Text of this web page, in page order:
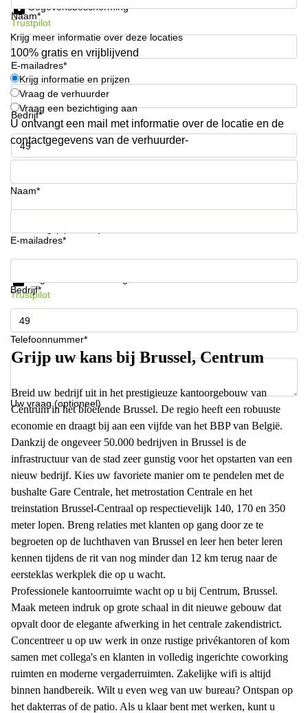
kantoor in
Antwerpen
Vergaderzaal
huren in
Antwerpen
Locaux
commerciaux
à louer en
Bruxelles
Kantoor
Niklaas
Naam*
E-mailadres*
Bedrijf*
Telefoonnummer*
Gegevensbescherming
Trustpilot
Krijg meer informatie over deze locaties
100% gratis en vrijblijvend
Krijg informatie en prijzen
Vraag de verhuurder
Vraag een bezichtiging aan
U ontvangt een mail met informatie over de locatie en de
contactgegevens van de verhuurder-
Naam*
E-mailadres*
Bedrijf*
Telefoonnummer*
Uw vraag (optioneel)
Krijg informatie en prijzen
Trustpilot
Grijp uw kans bij Brussel, Centrum
Breid uw bedrijf uit in het prestigieuze kantoorgebouw van
Centrum in het bloeiende Brussel. De regio heeft een robuuste
economie en draagt bij aan een vijfde van het BBP van België.
Dankzij de ongeveer 50.000 bedrijven in Brussel is de
infrastructuur van de stad zeer gunstig voor het opstarten van een
nieuw bedrijf. Kies uw favoriete manier om te pendelen met de
bushalte Gare Centrale, het metrostation Centrale en het
treinstation Brussel-Centraal op respectievelijk 140, 170 en 350
meter lopen. Breng relaties met klanten op gang door ze te
begroeten op de luchthaven van Brussel en leer hen beter leren
kennen tijdens de rit van nog minder dan 12 km terug naar de
eersteklas werkplek die op u wacht.
Professionele kantoorruimte wacht op u bij Centrum, Brussel.
Maak meteen indruk op grote schaal in dit nieuwe gebouw dat
opvalt door de elegante afwerking in het centrale zakendistrict.
Concentreer u op uw werk in onze rustige privékantoren of kom
samen met collega's en klanten in volledig ingerichte coworking
ruimten en moderne vergaderruimten. Zakelijke wifi is altijd
binnen handbereik. Wilt u even weg van uw bureau? Ontspan op
het dakterras of de patio. Als u klaar bent met werken, kunt u